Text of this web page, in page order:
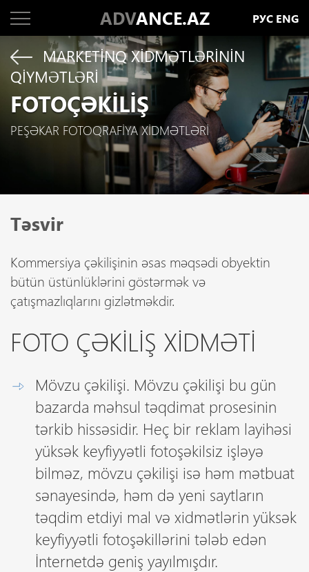
ADVANCE.AZ РУС ENG
MARKETINQ XIDMƏTLƏRININ
QIYMƏTLƏRI
FOTOÇƏKILIŞ
PEŞƏKAR FOTOQRAFIYA XIDMƏTLƏRI
Təsvir
Kommersiya çəkilişinin əsas məqsədi obyektin
bütün üstünlüklərini göstərmək və
çatışmazlıqlarını gizlətməkdir.
FOTO ÇƏKILIŞ XIDMƏTI
Mövzu çəkilişi. Mövzu çəkilişi bu gün
bazarda məhsul təqdimat prosesinin
tərkib hissəsidir. Heç bir reklam layihəsi
yüksək keyfiyyətli fotoşəkilsiz işləyə
bilməz, mövzu çəkilişi isə həm mətbuat
sənayesində, həm də yeni saytların
təqdim etdiyi mal və xidmətlərin yüksək
keyfiyyətli fotoşəkillərini tələb edən
İnternetdə geniş yayılmışdır.